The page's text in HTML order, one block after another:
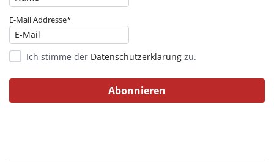
E-Mail Addresse*
Ich stimme der Datenschutzerklärung zu.